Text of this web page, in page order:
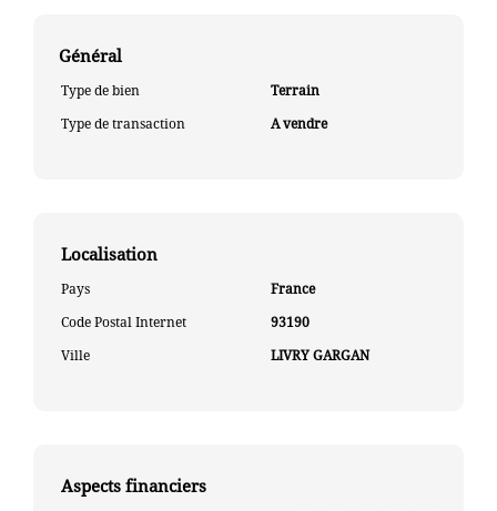
Général
Type de bien Terrain
Type de transaction A vendre
Localisation
Pays France
Code Postal Internet 93190
Ville LIVRY GARGAN
Aspects financiers